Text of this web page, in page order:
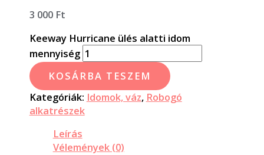
3 000 Ft
Keeway Hurricane ülés alatti idom
mennyiség
KOSÁRBA TESZEM
Kategóriák: Idomok, váz, Robogó
alkatrészek
Leírás
Vélemények (0)